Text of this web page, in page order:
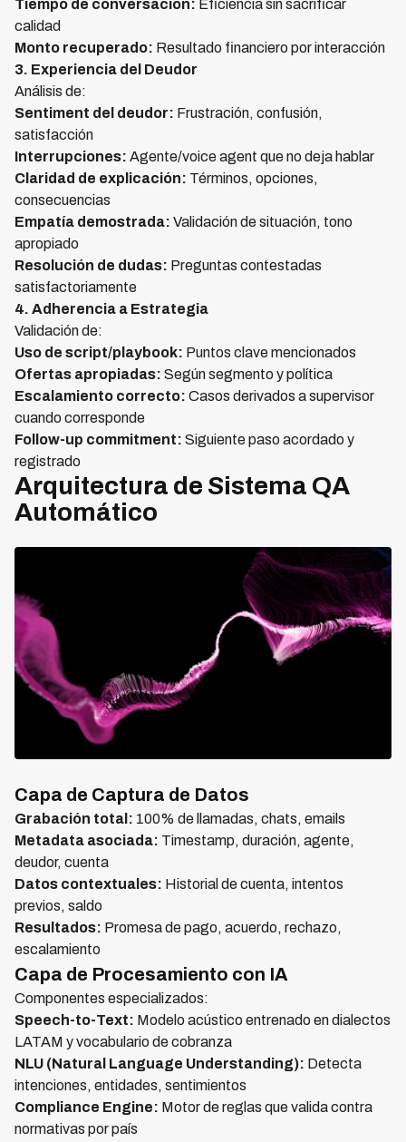
Tiempo de conversación: Eficiencia sin sacrificar
calidad
Monto recuperado: Resultado financiero por interacción
3. Experiencia del Deudor
Análisis de:
Sentiment del deudor: Frustración, confusión,
satisfacción
Interrupciones: Agente/voice agent que no deja hablar
Claridad de explicación: Términos, opciones,
consecuencias
Empatía demostrada: Validación de situación, tono
apropiado
Resolución de dudas: Preguntas contestadas
satisfactoriamente
4. Adherencia a Estrategia
Validación de:
Uso de script/playbook: Puntos clave mencionados
Ofertas apropiadas: Según segmento y política
Escalamiento correcto: Casos derivados a supervisor
cuando corresponde
Follow-up commitment: Siguiente paso acordado y
registrado
Arquitectura de Sistema QA
Automático
Capa de Captura de Datos
Grabación total: 100% de llamadas, chats, emails
Metadata asociada: Timestamp, duración, agente,
deudor, cuenta
Datos contextuales: Historial de cuenta, intentos
previos, saldo
Resultados: Promesa de pago, acuerdo, rechazo,
escalamiento
Capa de Procesamiento con IA
Componentes especializados:
Speech-to-Text: Modelo acústico entrenado en dialectos
LATAM y vocabulario de cobranza
NLU (Natural Language Understanding): Detecta
intenciones, entidades, sentimientos
Compliance Engine: Motor de reglas que valida contra
normativas por país